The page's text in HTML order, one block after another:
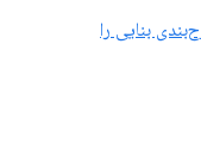
بنایی را